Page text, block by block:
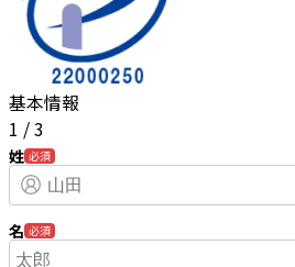
基本情報
1 /3
姓 必須
名 必須